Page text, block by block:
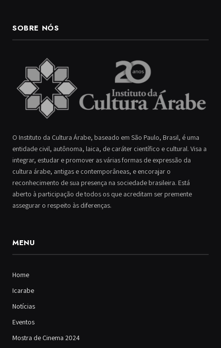
SOBRE NÓS
O Instituto da Cultura Árabe, baseado em São Paulo, Brasil, é uma
entidade civil, autônoma, laica, de caráter científico e cultural. Visa a
integrar, estudar e promover as várias formas de expressão da
cultura árabe, antigas e contemporâneas, e encorajar o
reconhecimento de sua presença na sociedade brasileira. Está
aberto à participação de todos os que acreditam ser premente
assegurar o respeito às diferenças.
MENU
Home
Icarabe
Notícias
Eventos
Mostra de Cinema 2024